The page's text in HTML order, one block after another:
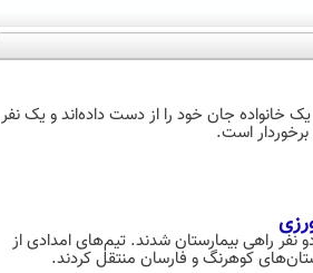
نجاتگران هلال احمر و اورژانس و کمک‌های مردمی ۴ نفر از اعضای یک خانواده جان خود را از دست داده‌اند و یک نفر
است.
راهی بیمارستان شدند. تیم‌های امدادی از
کوهرنگ و فارسان منتقل کردند.